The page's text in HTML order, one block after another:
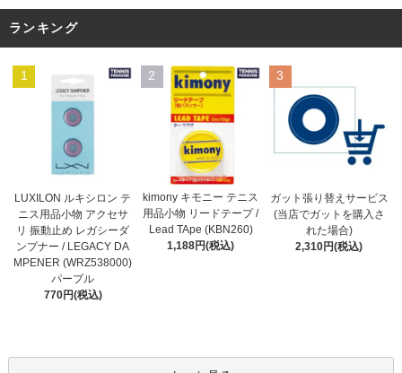
ランキング
1
LUXILON ルキシロン テ
ニス用品小物 アクセサ
リ 振動止め レガシーダ
ンプナー / LEGACY DA
MPENER (WRZ538000)
パープル
770円(税込)
2
kimony キモニー テニス
用品小物 リードテープ /
Lead TApe (KBN260)
1,188円(税込)
3
ガット張り替えサービス
(当店でガットを購入さ
れた場合)
2,310円(税込)